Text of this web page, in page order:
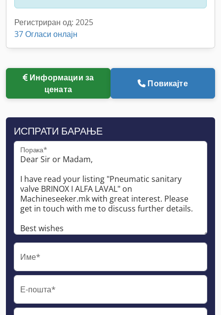
Регистриран од: 2025
37 Огласи онлајн
Информации за
цената
Повикајте
ИСПРАТИ БАРАЊЕ
Порака*
Име*
Е-пошта*